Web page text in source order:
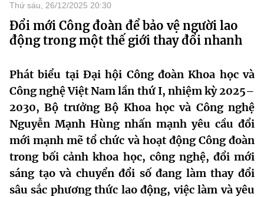
Trang chủ
Giới thiệu
Chức năng nhiệm vụ
Cơ cấu tổ chức
Lịch sử phát triển
Sở Khoa học và Công nghệ
Tin tức sự kiện
Khoa học và Công nghệ
Đổi mới sáng tạo
Chuyển đổi số
Bưu chính, Viễn thông
Dịch vụ công
Hệ thống văn bản
Văn bản QPPL
Văn bản chỉ đạo điều hành
MST IOFFICE
THỐNG KÊ
Thứ sáu, 26/12/2025 20:30
Đổi mới Công đoàn để bảo vệ người lao
động trong một thế giới thay đổi nhanh
Phát biểu tại Đại hội Công đoàn Khoa học và
Công nghệ Việt Nam lần thứ I, nhiệm kỳ 2025–
2030, Bộ trưởng Bộ Khoa học và Công nghệ
Nguyễn Mạnh Hùng nhấn mạnh yêu cầu đổi
mới mạnh mẽ tổ chức và hoạt động Công đoàn
trong bối cảnh khoa học, công nghệ, đổi mới
sáng tạo và chuyển đổi số đang làm thay đổi
sâu sắc phương thức lao động, việc làm và yêu